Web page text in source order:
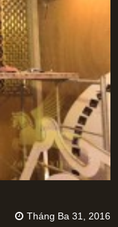
Tháng Ba 31, 2016